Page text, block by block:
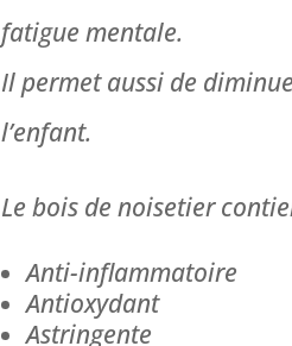
fatigue mentale.
Il permet aussi de
l’enfant.
Le bois de noisetier
Anti-inflammatoire
Antioxydant
Astringente